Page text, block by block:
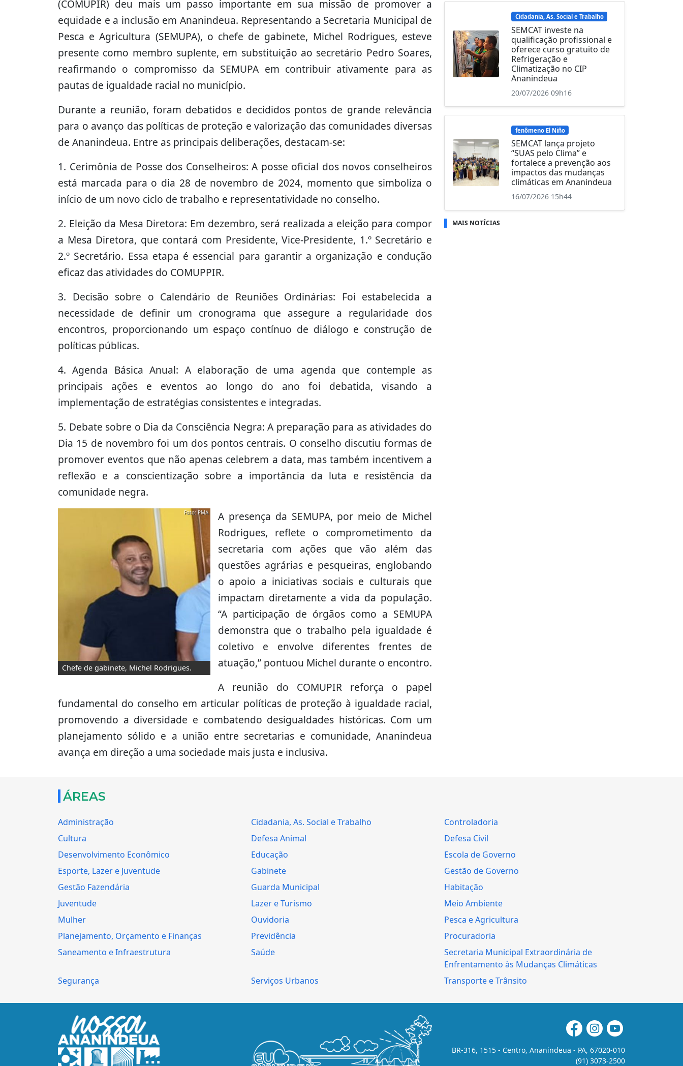
(COMUPIR) deu mais um passo importante em sua missão de promover a
equidade e a inclusão em Ananindeua. Representando a Secretaria Municipal de
Pesca e Agricultura (SEMUPA), o chefe de gabinete, Michel Rodrigues, esteve
presente como membro suplente, em substituição ao secretário Pedro Soares,
reafirmando o compromisso da SEMUPA em contribuir ativamente para as
pautas de igualdade racial no município.
Durante a reunião, foram debatidos e decididos pontos de grande relevância
para o avanço das políticas de proteção e valorização das comunidades diversas
de Ananindeua. Entre as principais deliberações, destacam-se:
1. Cerimônia de Posse dos Conselheiros: A posse oficial dos novos conselheiros
está marcada para o dia 28 de novembro de 2024, momento que simboliza o
início de um novo ciclo de trabalho e representatividade no conselho.
2. Eleição da Mesa Diretora: Em dezembro, será realizada a eleição para compor
a Mesa Diretora, que contará com Presidente, Vice-Presidente, 1.º Secretário e
2.º Secretário. Essa etapa é essencial para garantir a organização e condução
eficaz das atividades do COMUPPIR.
3. Decisão sobre o Calendário de Reuniões Ordinárias: Foi estabelecida a
necessidade de definir um cronograma que assegure a regularidade dos
encontros, proporcionando um espaço contínuo de diálogo e construção de
políticas públicas.
4. Agenda Básica Anual: A elaboração de uma agenda que contemple as
principais ações e eventos ao longo do ano foi debatida, visando a
implementação de estratégias consistentes e integradas.
5. Debate sobre o Dia da Consciência Negra: A preparação para as atividades do
Dia 15 de novembro foi um dos pontos centrais. O conselho discutiu formas de
promover eventos que não apenas celebrem a data, mas também incentivem a
reflexão e a conscientização sobre a importância da luta e resistência da
comunidade negra.
Chefe de gabinete, Michel Rodrigues.
Foto: PMA
A presença da SEMUPA, por meio de Michel
Rodrigues, reflete o comprometimento da
secretaria com ações que vão além das
questões agrárias e pesqueiras, englobando
o apoio a iniciativas sociais e culturais que
impactam diretamente a vida da população.
“A participação de órgãos como a SEMUPA
demonstra que o trabalho pela igualdade é
coletivo e envolve diferentes frentes de
atuação,” pontuou Michel durante o encontro.
A reunião do COMUPIR reforça o papel
fundamental do conselho em articular políticas de proteção à igualdade racial,
promovendo a diversidade e combatendo desigualdades históricas. Com um
planejamento sólido e a união entre secretarias e comunidade, Ananindeua
avança em direção a uma sociedade mais justa e inclusiva.
Cidadania, As. Social e Trabalho
SEMCAT investe na
qualificação profissional e
oferece curso gratuito de
Refrigeração e
Climatização no CIP
Ananindeua
20/07/2026 09h16
fenômeno El Niño
SEMCAT lança projeto
“SUAS pelo Clima” e
fortalece a prevenção aos
impactos das mudanças
climáticas em Ananindeua
16/07/2026 15h44
MAIS NOTÍCIAS
ÁREAS
Administração Cidadania, As. Social e Trabalho
Controladoria
Cultura
Defesa Animal
Defesa Civil
Desenvolvimento Econômico
Educação
Escola de Governo
Esporte, Lazer e Juventude
Gabinete
Gestão de Governo
Gestão Fazendária
Guarda Municipal
Habitação
Juventude
Lazer e Turismo
Meio Ambiente
Mulher
Ouvidoria
Pesca e Agricultura
Planejamento, Orçamento e Finanças
Previdência
Procuradoria
Saneamento e Infraestrutura
Saúde
Secretaria Municipal Extraordinária de
Enfrentamento às Mudanças Climáticas
Segurança
Serviços Urbanos Transporte e Trânsito
BR-316, 1515 - Centro, Ananindeua - PA, 67020-010
(91) 3073-2500